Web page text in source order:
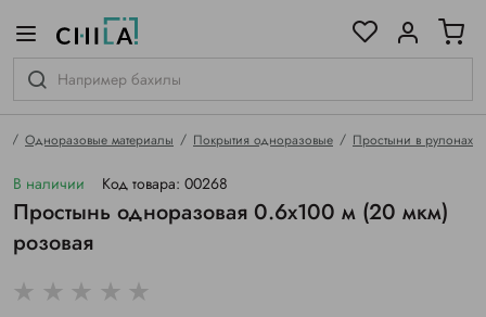
Одноразовые материалы Покрытия одноразовые Простыни в рулонах
В наличии Код товара: 00268
Простынь одноразовая 0.6х100 м (20 мкм)
розовая
гамме